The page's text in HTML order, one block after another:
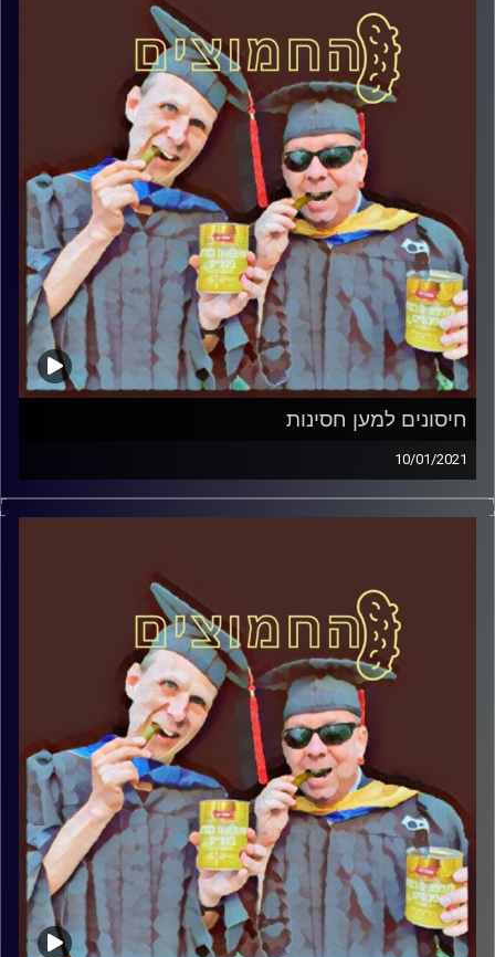
עם פרופסור בועז בן-דוד ופרופסור גלעד
הירשברגר
והפעם: ברית הארבעה
קרדיט תמונות:AudioVersity
חיסונים למען חסינות
10/01/2021
החמוצים – בפעם הרביעית
עם פרופסור בועז בן-דוד ופרופסור גלעד
הירשברגר
והפעם: חיסונים למען חסינות
קרדיט תמונות:AudioVersity